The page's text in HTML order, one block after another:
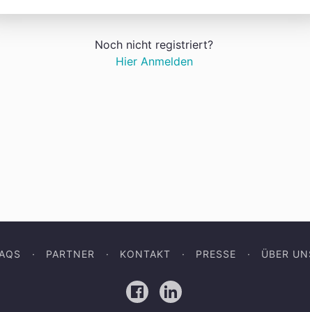
Noch nicht registriert?
Hier Anmelden
PARTNER KONTAKT PRESSE ÜBER
FacebookLinkedIn